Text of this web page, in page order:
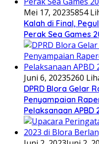
Mei 17, 20235854
Kalah di Final,
Perak Sea Games
Juni 6, 20235260
DPRD Blora Gelar
Penyampaian
Pelaksanaan APBD